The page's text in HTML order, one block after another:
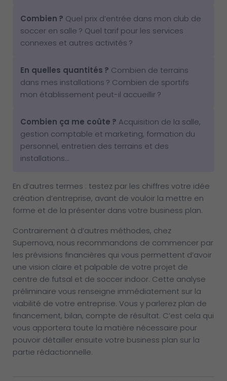
Combien ? Quel prix d’entrée dans mon club de
soccer en salle ? Quel tarif pour les services
connexes et autres activités ?
En quelles quantités ? Combien de terrains
dans mes installations ? Combien de sportifs
mon établissement peut-il accueillir ?
Combien ça me coûte ? Acquisition de la salle,
gestion comptable et marketing, formation du
personnel, entretien des terrains et des
installations…
En d’autres termes : testez par les chiffres votre idée
création d’entreprise, avant de vouloir la mettre en
forme et de la présenter dans votre business plan.
Contrairement à d’autres méthodes, chez
Supernova, nous recommandons de commencer par
les prévisions financières qui vous permettent d’avoir
une vision claire et palpable de votre projet de
centre de futsal et de soccer indoor. Cette analyse
préliminaire vous renseigne immédiatement sur la
viabilité de votre entreprise. Vous y parlerez plan de
financement, bilan, compte de résultat. C’est cela qui
vous apportera toute la matière nécessaire pour
pouvoir détailler ensuite votre business plan sur la
partie rédactionnelle.